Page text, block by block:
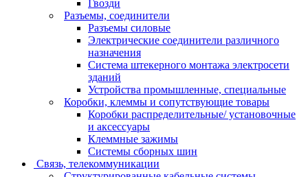
Гвозди
Разъемы, соединители
Разъемы силовые
Электрические соединители различного
назначения
Система штекерного монтажа электросети
зданий
Устройства промышленные, специальные
Коробки, клеммы и сопутствующие товары
Коробки распределительные/ установочные
и аксессуары
Клеммные зажимы
Системы сборных шин
Связь, телекоммуникации